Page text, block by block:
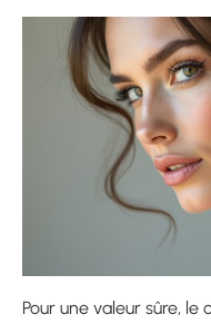
Pour une valeur sûre,